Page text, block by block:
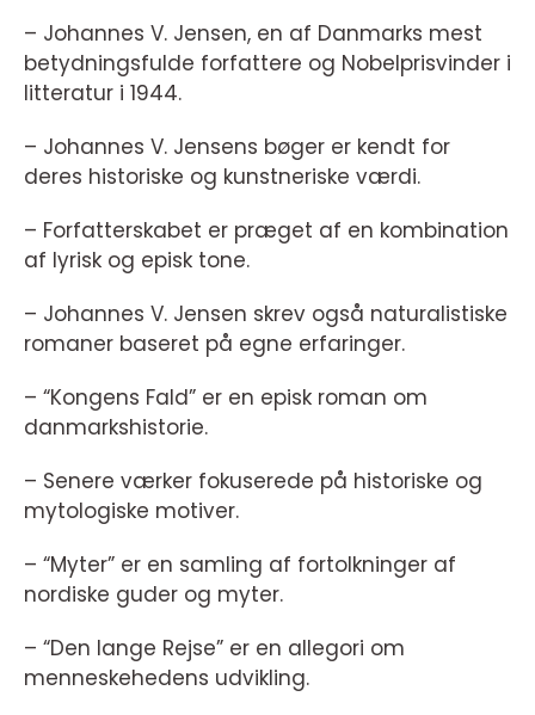
– Johannes V. Jensen, en af Danmarks mest
betydningsfulde forfattere og Nobelprisvinder i
litteratur i 1944.
– Johannes V. Jensens bøger er kendt for
deres historiske og kunstneriske værdi.
– Forfatterskabet er præget af en kombination
af lyrisk og episk tone.
– Johannes V. Jensen skrev også naturalistiske
romaner baseret på egne erfaringer.
– “Kongens Fald” er en episk roman om
danmarkshistorie.
– Senere værker fokuserede på historiske og
mytologiske motiver.
– “Myter” er en samling af fortolkninger af
nordiske guder og myter.
– “Den lange Rejse” er en allegori om
menneskehedens udvikling.